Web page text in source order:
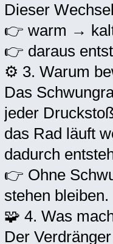
Dieser
👉 warm →
👉 daraus
⚙️ 3. Warum
Das
jeder
das Rad läuft
dadurch
👉 Ohne
stehen bleiben.
🧩 4. Was
Der